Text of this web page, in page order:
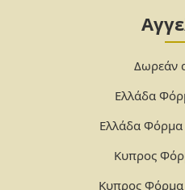
Δωρεάν
Ελλάδα
Ελλάδα
Κυπρος
Κυπρος